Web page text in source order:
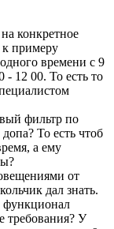
конкретное
к примеру
времени с 9
- 12 00. То есть то
фильтр по
То есть чтоб
а ему
от
дал знать.
функционал
требования? У